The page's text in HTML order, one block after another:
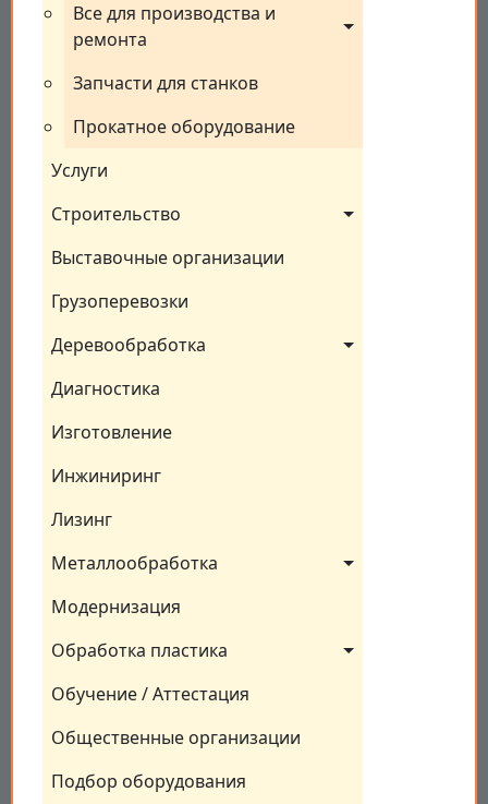
Все для производства и
ремонта
Запчасти для станков
Прокатное оборудование
Услуги
Строительство
Выставочные организации
Грузоперевозки
Деревообработка
Диагностика
Изготовление
Инжиниринг
Лизинг
Металлообработка
Модернизация
Обработка пластика
Обучение / Аттестация
Общественные организации
Подбор оборудования